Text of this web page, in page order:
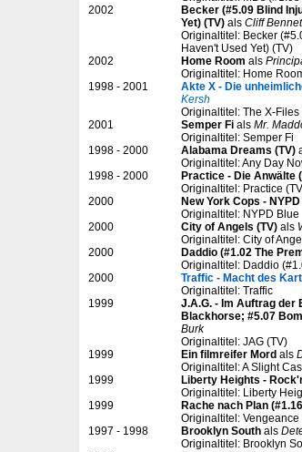
2002
Becker (#5.09 Blind
Yet) (TV) als Cliff
Originaltitel: Becker
Haven't Used Yet) (TV)
2002
Home Room als
Originaltitel: Home
1998 - 2001
Akte X - Die
Kersh
Originaltitel: The X-Files
2001
Semper Fi als Mr.
Originaltitel: Semper Fi
1998 - 2000
Alabama Dreams (TV)
Originaltitel: Any Day
1998 - 2000
Practice - Die Anwälte
Originaltitel: Practice
2000
New York Cops -
Originaltitel: NYPD Blue
2000
City of Angels (TV) als
Originaltitel: City of
2000
Daddio (#1.02 The
Originaltitel: Daddio
2000
Traffic - Macht des
Originaltitel: Traffic
1999
J.A.G. - Im Auftrag der
Blackhorse; #5.07
Burk
Originaltitel: JAG (TV)
1999
Ein filmreifer Mord als
Originaltitel: A Slight
1999
Liberty Heights -
Originaltitel: Liberty
1999
Rache nach Plan
Originaltitel:
1997 - 1998
Brooklyn South als
Originaltitel: Brooklyn